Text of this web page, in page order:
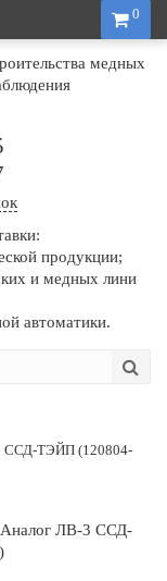
0
продукции;
и медных лини
автоматики.
ССД-ТЭЙП (120804-